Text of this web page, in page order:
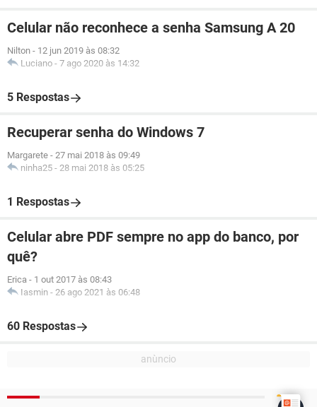
Celular não reconhece a senha Samsung A 20
Nilton - 12 jun 2019 às 08:32
Luciano - 7 ago 2020 às 14:32
5 Respostas
Recuperar senha do Windows 7
Margarete - 27 mai 2018 às 09:49
ninha25 - 28 mai 2018 às 05:25
1 Respostas
Celular abre PDF sempre no app do banco, por
quê?
Erica - 1 out 2017 às 08:43
Iasmin - 26 ago 2021 às 06:48
60 Respostas